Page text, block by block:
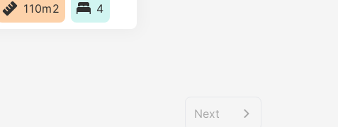
110m2 4
Next